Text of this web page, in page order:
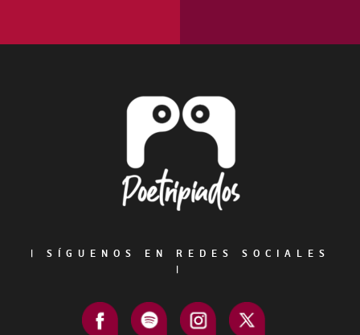
|
SÍGUENOS EN REDES SOCIALES
|